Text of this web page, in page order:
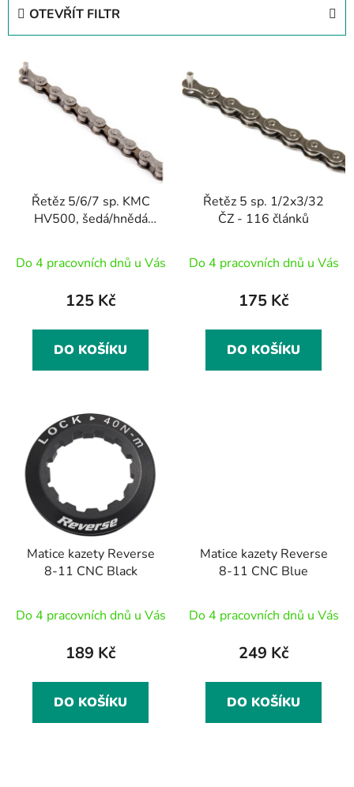
OTEVŘÍT FILTR
V
k
Řetěz 5/6/7 sp. KMC
HV500, šedá/hnědá
čl.
Do 4 pracovních dnů u Vás
125 Kč
DO KOŠÍKU
Řetěz 5 sp. 1/2x3/32
ČZ - 116 článků
Do 4 pracovních dnů u Vás
175 Kč
DO KOŠÍKU
Matice kazety Reverse
8-11 CNC Black
Do 4 pracovních dnů u Vás
189 Kč
DO KOŠÍKU
Matice kazety Reverse
8-11 CNC Blue
Do 4 pracovních dnů u Vás
249 Kč
DO KOŠÍKU